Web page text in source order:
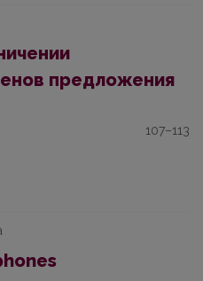
предложения
107–113